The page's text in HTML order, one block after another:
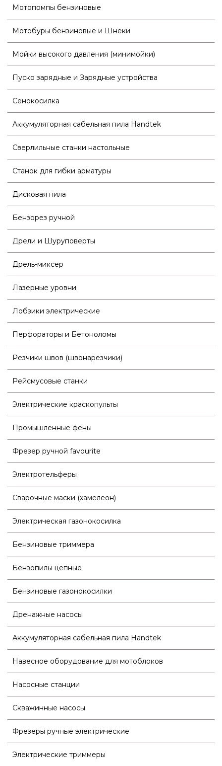
Мотопомпы бензиновые
Мотобуры бензиновые и Шнеки
Мойки высокого давления (минимойки)
Пуско зарядные и Зарядные устройства
Сенокосилка
Аккумуляторная сабельная пила Handtek
Сверлильные станки настольные
Станок для гибки арматуры
Дисковая пила
Бензорез ручной
Дрели и Шуруповерты
Дрель-миксер
Лазерные уровни
Лобзики электрические
Перфораторы и Бетоноломы
Резчики швов (швонарезчики)
Рейсмусовые станки
Электрические краскопульты
Промышленные фены
Фрезер ручной favourite
Электротельферы
Сварочные маски (хамелеон)
Электрическая газонокосилка
Бензиновые триммера
Бензопилы цепные
Бензиновые газонокосилки
Дренажные насосы
Аккумуляторная сабельная пила Handtek
Навесное оборудование для мотоблоков
Насосные станции
Скважинные насосы
Фрезеры ручные электрические
Электрические триммеры